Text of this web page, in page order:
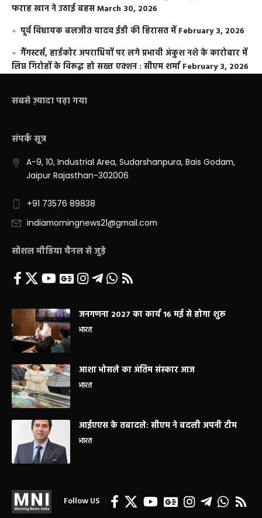
फराह खान ने उठाई बहसMarch 30, 2026
पूर्व विधायक बलजीत यादव ईडी की हिरासत में February 3, 2026
गैंगस्टर्स, हार्डकोर अपराधियों पर लगे प्रभावी अंकुश नशे के कारोबार में
लिप्त गिरोहों के विरूद्ध हो सख्त एक्शन : सीएम शर्मा February 3, 2026
सबसे ज़्यादा पढ़ा गया
संपर्क सूत्र
A-9, 10, Industrial Area, Sudarshanpura, Bais Godam,
Jaipur Rajasthan-302006
+91 73576 89838
indiamorningnews21@gmail.com
सोशल मीडिया चैनल से जुड़े
जनगणना 2027 का कार्य 16 मई से होगा शुरू
भारत
आशा भोसले का अंतिम संस्कार आज
भारत
आईएएस के तबादले: सीएम ने बदली अपनी टीम
भारत
Follow US